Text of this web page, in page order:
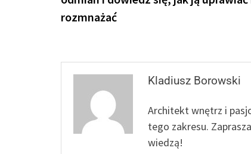
rozmnażać
Kladiusz Borowski
Architekt wnętrz i
tego zakresu.
wiedzą!